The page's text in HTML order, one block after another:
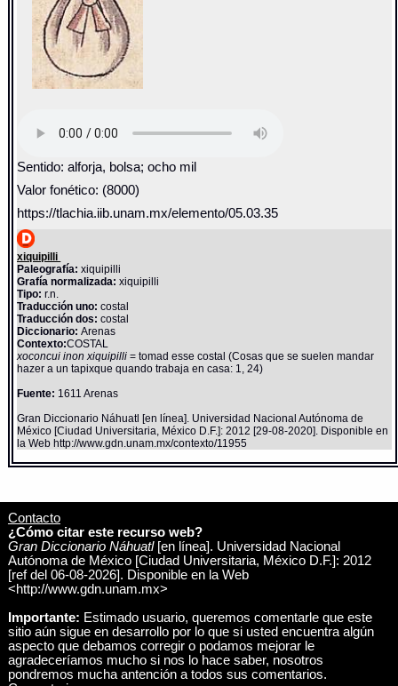
Sentido: alforja, bolsa; ocho mil
Valor fonético: (8000)
https://tlachia.iib.unam.mx/elemento/05.03.35
xiquipilli
Paleografía: xiquipilli
Grafía normalizada: xiquipilli
Tipo: r.n.
Traducción uno: costal
Traducción dos: costal
Diccionario:Arenas
Contexto:COSTAL
xoconcui inon xiquipilli= tomad esse costal (Cosas que se suelen mandar
hazer a un tapixque quando trabaja en casa: 1, 24)
Fuente: 1611 Arenas
Gran Diccionario Náhuatl [en línea]. Universidad Nacional Autónoma de
México [Ciudad Universitaria, México D.F.]: 2012 [29-08-2020]. Disponible en
la Web http://www.gdn.unam.mx/contexto/11955
Contacto
¿Cómo citar este recurso web?
Gran Diccionario Náhuatl[en línea]. Universidad Nacional
Autónoma de México [Ciudad Universitaria, México D.F.]: 2012
[ref del 06-08-2026]. Disponible en la Web
<http://www.gdn.unam.mx>
Importante: Estimado usuario, queremos comentarle que este
sitio aún sigue en desarrollo por lo que si usted encuentra algún
aspecto que debamos corregir o podamos mejorar le
agradeceríamos mucho si nos lo hace saber, nosotros
pondremos mucha antención a todos sus comentarios.